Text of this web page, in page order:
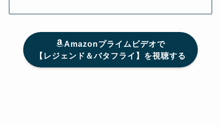
Amazonプライムビデオで
【レジェンド＆バタフライ】を視聴する